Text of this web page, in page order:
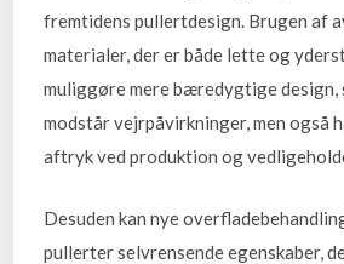
fremtidens pullertdesign. Brugen af
materialer, der er både lette og
muliggøre mere bæredygtige design,
modstår vejrpåvirkninger, men også
aftryk ved produktion og
Desuden kan nye
pullerter selvrensende egenskaber,